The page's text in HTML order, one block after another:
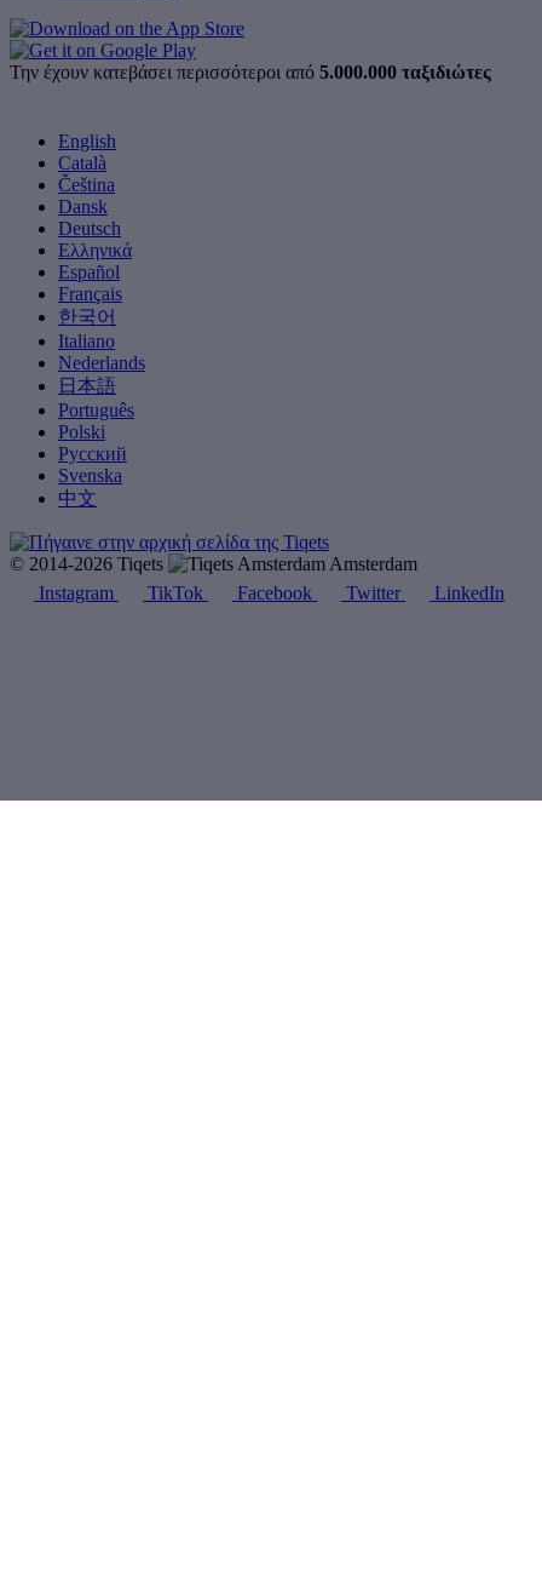
Την έχουν κατεβάσει περισσότεροι από 5.000.000 ταξιδιώτες
English
Català
Čeština
Dansk
Deutsch
Ελληνικά
Español
Français
한국어
Italiano
Nederlands
日本語
Português
Polski
Русский
Svenska
中文
© 2014-2026 Tiqets
Amsterdam
Instagram
TikTok Facebook Twitter LinkedIn